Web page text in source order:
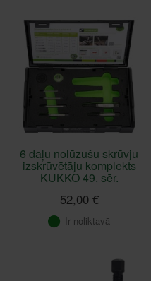
6 daļu nolūzušu skrūvju
izskrūvētāju komplekts
KUKKO 49. sēr.
52,00 €
Ir noliktavā